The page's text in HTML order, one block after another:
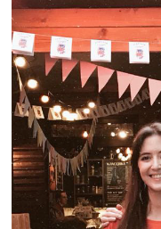
Это был момент, когда
из «гастро-пузыря». Я
быть шире: работать с
городами, не зависеть
стала точкой
перспективнее.
4СУД ЗА ОДНО
История началась
премию ЩУКИ, подвели